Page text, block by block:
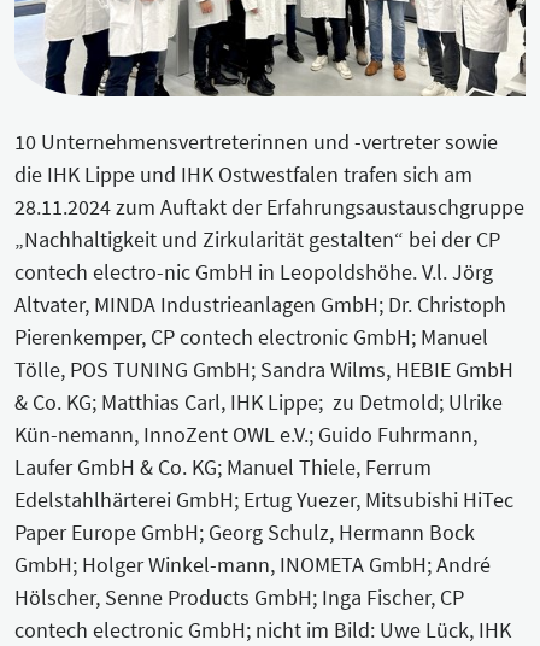
10 Unternehmensvertreterinnen und -vertreter sowie
die IHK Lippe und IHK Ostwestfalen trafen sich am
28.11.2024 zum Auftakt der Erfahrungsaustauschgruppe
„Nachhaltigkeit und Zirkularität gestalten“ bei der CP
contech electro-nic GmbH in Leopoldshöhe. V.l. Jörg
Altvater, MINDA Industrieanlagen GmbH; Dr. Christoph
Pierenkemper, CP contech electronic GmbH; Manuel
Tölle, POS TUNING GmbH; Sandra Wilms, HEBIE GmbH
& Co. KG; Matthias Carl, IHK Lippe; zu Detmold; Ulrike
Kün-nemann, InnoZent OWL e.V.; Guido Fuhrmann,
Laufer GmbH & Co. KG; Manuel Thiele, Ferrum
Edelstahlhärterei GmbH; Ertug Yuezer, Mitsubishi HiTec
Paper Europe GmbH; Georg Schulz, Hermann Bock
GmbH; Holger Winkel-mann, INOMETA GmbH; André
Hölscher, Senne Products GmbH; Inga Fischer, CP
contech electronic GmbH; nicht im Bild: Uwe Lück, IHK